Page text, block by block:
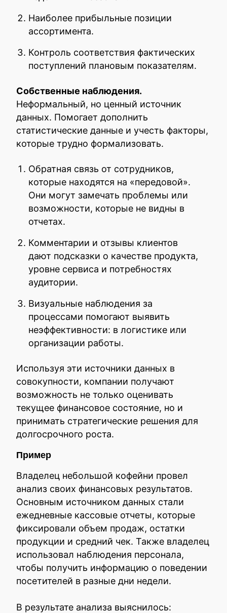
Наиболее прибыльные позиции
ассортимента.
Контроль соответствия фактических
поступлений плановым показателям.
Собственные наблюдения.
Неформальный, но ценный источник
данных. Помогает дополнить
статистические данные и учесть факторы,
которые трудно формализовать.
Обратная связь от сотрудников,
которые находятся на «передовой».
Они могут замечать проблемы или
возможности, которые не видны в
отчетах.
Комментарии и отзывы клиентов
дают подсказки о качестве продукта,
уровне сервиса и потребностях
аудитории.
Визуальные наблюдения за
процессами помогают выявить
неэффективности: в логистике или
организации работы.
Используя эти источники данных в
совокупности, компании получают
возможность не только оценивать
текущее финансовое состояние, но и
принимать стратегические решения для
долгосрочного роста.
Пример
Владелец небольшой кофейни провел
анализ своих финансовых результатов.
Основным источником данных стали
ежедневные кассовые отчеты, которые
фиксировали объем продаж, остатки
продукции и средний чек. Также владелец
использовал наблюдения персонала,
чтобы получить информацию о поведении
посетителей в разные дни недели.
В результате анализа выяснилось: